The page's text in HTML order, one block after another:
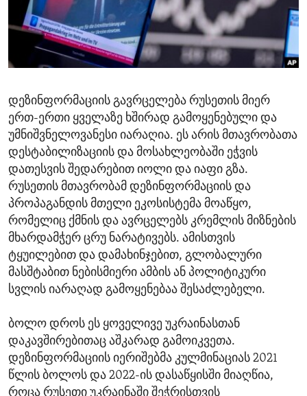
ENVIRONMENT AND HEALTH
IDEALS AND INSTITUTIONS
დეზინფორმაციის გავრცელება რუსეთის მიერ
ერთ-ერთი ყველაზე ხშირად გამოყენებული და
უმნიშვნელოვანესი იარაღია. ეს არის მთავრობათა
დესტაბილიზაციის და მოსახლეობაში ეჭვის
დათესვის შედარებით იოლი და იაფი გზა.
რუსეთის მთავრობამ დეზინფორმაციის და
პროპაგანდის მთელი ეკოსისტემა მოაწყო,
რომელიც ქმნის და ავრცელებს კრემლის მიზნების
მხარდამჭერ ცრუ ნარატივებს. ამისთვის
ტყუილებით და დამახინჯებით, გლობალური
მასშტაბით ნებისმიერი ამბის ან პოლიტიკური
სვლის იარაღად გამოყენებაა შესაძლებელი.
ბოლო დროს ეს ყოველივე უკრაინასთან
დაკავშირებითაც აშკარად გამოიკვეთა.
დეზინფორმაციის იერიშებმა კულმინაციას 2021
წლის ბოლოს და 2022-ის დასაწყისში მიაღწია,
როცა რუსეთი უკრაინაში შეჭრისთვის